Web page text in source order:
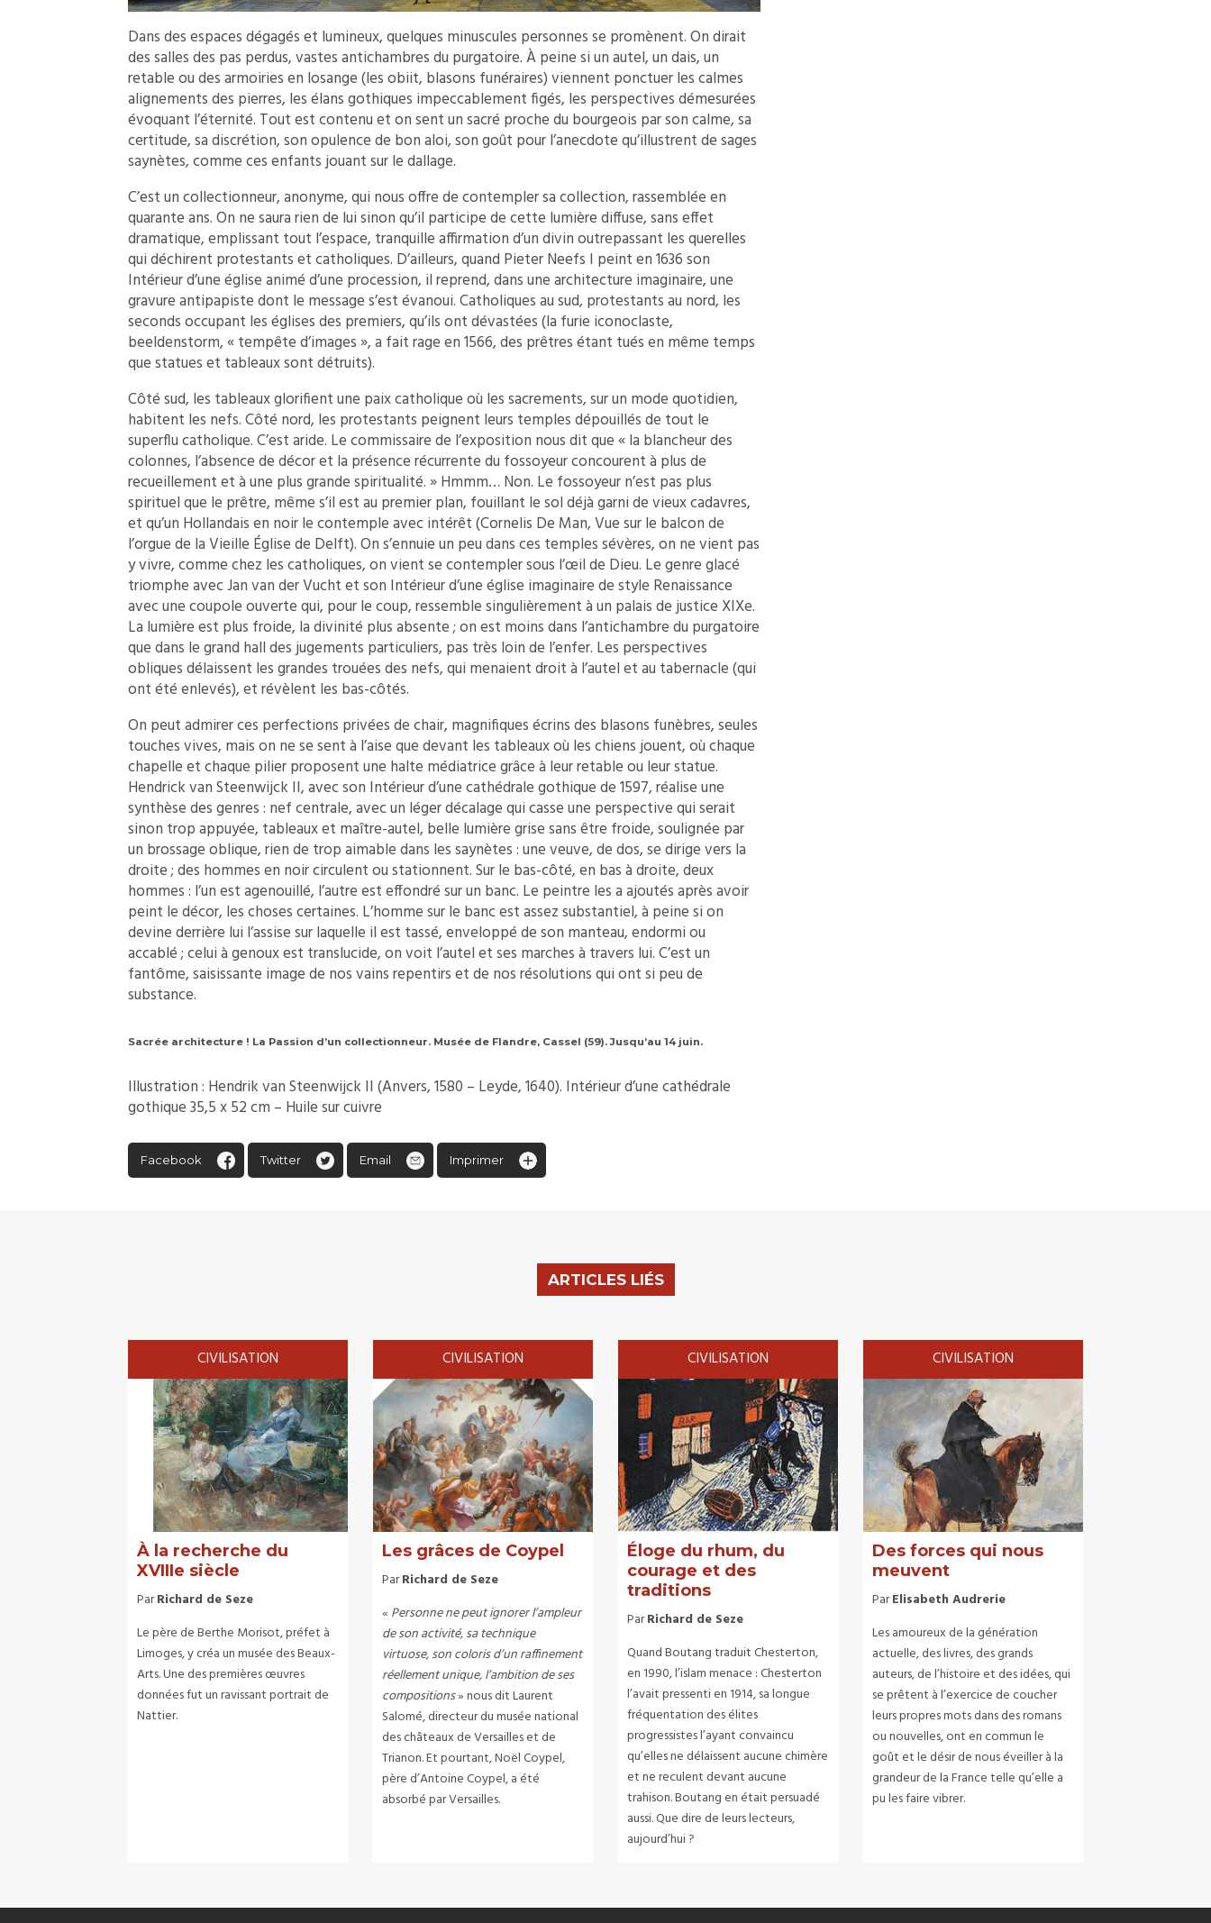
Dans des espaces dégagés et lumineux, quelques minuscules personnes se promènent. On dirait
des salles des pas perdus, vastes antichambres du purgatoire. À peine si un autel, un dais, un
retable ou des armoiries en losange (les obiit, blasons funéraires) viennent ponctuer les calmes
alignements des pierres, les élans gothiques impeccablement figés, les perspectives démesurées
évoquant l’éternité. Tout est contenu et on sent un sacré proche du bourgeois par son calme, sa
certitude, sa discrétion, son opulence de bon aloi, son goût pour l’anecdote qu’illustrent de sages
saynètes, comme ces enfants jouant sur le dallage.
C’est un collectionneur, anonyme, qui nous offre de contempler sa collection, rassemblée en
quarante ans. On ne saura rien de lui sinon qu’il participe de cette lumière diffuse, sans effet
dramatique, emplissant tout l’espace, tranquille affirmation d’un divin outrepassant les querelles
qui déchirent protestants et catholiques. D’ailleurs, quand Pieter Neefs I peint en 1636 son
Intérieur d’une église animé d’une procession, il reprend, dans une architecture imaginaire, une
gravure antipapiste dont le message s’est évanoui. Catholiques au sud, protestants au nord, les
seconds occupant les églises des premiers, qu’ils ont dévastées (la furie iconoclaste,
beeldenstorm, « tempête d’images », a fait rage en 1566, des prêtres étant tués en même temps
que statues et tableaux sont détruits).
Côté sud, les tableaux glorifient une paix catholique où les sacrements, sur un mode quotidien,
habitent les nefs. Côté nord, les protestants peignent leurs temples dépouillés de tout le
superflu catholique. C’est aride. Le commissaire de l’exposition nous dit que « la blancheur des
colonnes, l’absence de décor et la présence récurrente du fossoyeur concourent à plus de
recueillement et à une plus grande spiritualité. » Hmmm… Non. Le fossoyeur n’est pas plus
spirituel que le prêtre, même s’il est au premier plan, fouillant le sol déjà garni de vieux cadavres,
et qu’un Hollandais en noir le contemple avec intérêt (Cornelis De Man, Vue sur le balcon de
l’orgue de la Vieille Église de Delft). On s’ennuie un peu dans ces temples sévères, on ne vient pas
y vivre, comme chez les catholiques, on vient se contempler sous l’œil de Dieu. Le genre glacé
triomphe avec Jan van der Vucht et son Intérieur d’une église imaginaire de style Renaissance
avec une coupole ouverte qui, pour le coup, ressemble singulièrement à un palais de justice XIXe.
La lumière est plus froide, la divinité plus absente ; on est moins dans l’antichambre du purgatoire
que dans le grand hall des jugements particuliers, pas très loin de l’enfer. Les perspectives
obliques délaissent les grandes trouées des nefs, qui menaient droit à l’autel et au tabernacle (qui
ont été enlevés), et révèlent les bas-côtés.
On peut admirer ces perfections privées de chair, magnifiques écrins des blasons funèbres, seules
touches vives, mais on ne se sent à l’aise que devant les tableaux où les chiens jouent, où chaque
chapelle et chaque pilier proposent une halte médiatrice grâce à leur retable ou leur statue.
Hendrick van Steenwijck II, avec son Intérieur d’une cathédrale gothique de 1597, réalise une
synthèse des genres : nef centrale, avec un léger décalage qui casse une perspective qui serait
sinon trop appuyée, tableaux et maître-autel, belle lumière grise sans être froide, soulignée par
un brossage oblique, rien de trop aimable dans les saynètes : une veuve, de dos, se dirige vers la
droite ; des hommes en noir circulent ou stationnent. Sur le bas-côté, en bas à droite, deux
hommes : l’un est agenouillé, l’autre est effondré sur un banc. Le peintre les a ajoutés après avoir
peint le décor, les choses certaines. L’homme sur le banc est assez substantiel, à peine si on
devine derrière lui l’assise sur laquelle il est tassé, enveloppé de son manteau, endormi ou
accablé ; celui à genoux est translucide, on voit l’autel et ses marches à travers lui. C’est un
fantôme, saisissante image de nos vains repentirs et de nos résolutions qui ont si peu de
substance.
Sacrée architecture ! La Passion d’un collectionneur. Musée de Flandre, Cassel (59). Jusqu’au 14 juin.
Illustration : Hendrik van Steenwijck II (Anvers, 1580 – Leyde, 1640). Intérieur d’une cathédrale
gothique 35,5 x 52 cm – Huile sur cuivre
Facebook Twitter Email Imprimer
ARTICLES LIÉS
CIVILISATION
À la recherche du
XVIIIe siècle
ParRichard de Seze
Le père de Berthe Morisot, préfet à
Limoges, y créa un musée des Beaux-
Arts. Une des premières œuvres
données fut un ravissant portrait de
Nattier.
CIVILISATION
Les grâces de Coypel
ParRichard de Seze
« Personne ne peut ignorer l’ampleur
de son activité, sa technique
virtuose, son coloris d’un raffinement
réellement unique, l’ambition de ses
compositions» nous dit Laurent
Salomé, directeur du musée national
des châteaux de Versailles et de
Trianon. Et pourtant, Noël Coypel,
père d’Antoine Coypel, a été
absorbé par Versailles.
CIVILISATION
Éloge du rhum, du
courage et des
traditions
ParRichard de Seze
Quand Boutang traduit Chesterton,
en 1990, l’islam menace : Chesterton
l’avait pressenti en 1914, sa longue
fréquentation des élites
progressistes l’ayant convaincu
qu’elles ne délaissent aucune chimère
et ne reculent devant aucune
trahison. Boutang en était persuadé
aussi. Que dire de leurs lecteurs,
aujourd’hui ?
CIVILISATION
Des forces qui nous
meuvent
ParElisabeth Audrerie
Les amoureux de la génération
actuelle, des livres, des grands
auteurs, de l’histoire et des idées, qui
se prêtent à l’exercice de coucher
leurs propres mots dans des romans
ou nouvelles, ont en commun le
goût et le désir de nous éveiller à la
grandeur de la France telle qu’elle a
pu les faire vibrer.